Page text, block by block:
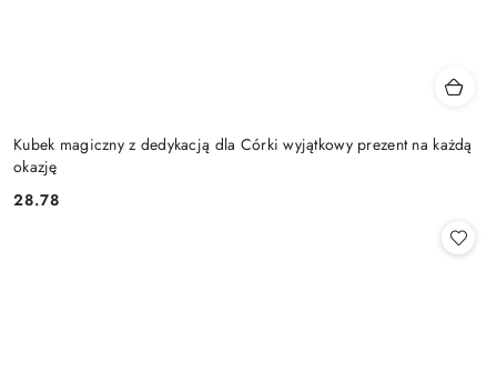
Kubek magiczny z dedykacją dla Córki wyjątkowy prezent na każdą
okazję
Cena:
28.78